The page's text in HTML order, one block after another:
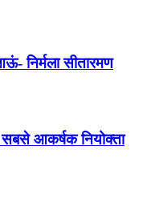
निर्मला सीतारमण
आकर्षक नियोक्ता